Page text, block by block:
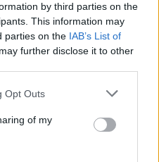
by third parties on the
This information may
parties on the IAB’s List of
further disclose it to other
Opt Outs
of my
Εγγραφείτε για να στείλετε το
Είσοδος